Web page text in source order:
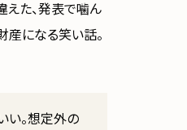
えた、発表で噛ん
になる笑い話。
。想定外の